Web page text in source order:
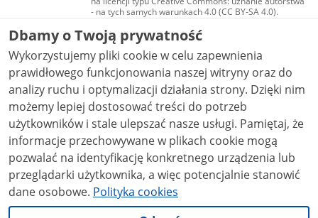
- na tych samych warunkach 4.0 (CC BY-SA 4.0).
Materiały audiowizualne, w tym zdjęcia, materiały
audio i wideo, są udostępniane na licencji typu
Creative Commons: uznanie autorstwa użycie
niekomercyjne - bez utworów zależnych 4.0 (CC BY-
NC-ND 4.0), o ile nie jest to stwierdzone inaczej.
Dbamy o Twoją prywatność
Wykorzystujemy pliki cookie w celu zapewnienia
prawidłowego funkcjonowania naszej witryny oraz do
analizy ruchu i optymalizacji działania strony. Dzięki nim
możemy lepiej dostosować treści do potrzeb
użytkowników i stale ulepszać nasze usługi. Pamiętaj, że
informacje przechowywane w plikach cookie mogą
pozwalać na identyfikację konkretnego urządzenia lub
przeglądarki użytkownika, a więc potencjalnie stanowić
dane osobowe. Polityka cookies